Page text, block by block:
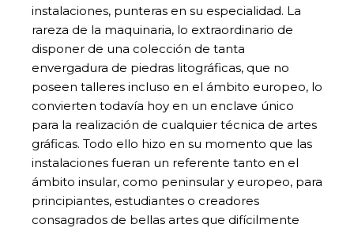
instalaciones, punteras en su especialidad. La
rareza de la maquinaria, lo extraordinario de
disponer de una colección de tanta
envergadura de piedras litográficas, que no
poseen talleres incluso en el ámbito europeo, lo
convierten todavía hoy en un enclave único
para la realización de cualquier técnica de artes
gráficas. Todo ello hizo en su momento que las
instalaciones fueran un referente tanto en el
ámbito insular, como peninsular y europeo, para
principiantes, estudiantes o creadores
consagrados de bellas artes que difícilmente